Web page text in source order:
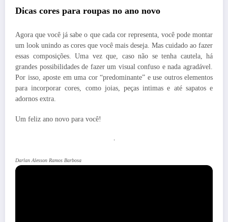
Dicas cores para roupas no ano novo
Agora que você já sabe o que cada cor representa, você pode montar
um look unindo as cores que você mais deseja. Mas cuidado ao fazer
essas composições. Uma vez que, caso não se tenha cautela, há
grandes possibilidades de fazer um visual confuso e nada agradável.
Por isso, aposte em uma cor “predominante” e use outros elementos
para incorporar cores, como joias, peças intimas e até sapatos e
adornos extra.
Um feliz ano novo para você!
Darlan Alesson Ramos Barbosa